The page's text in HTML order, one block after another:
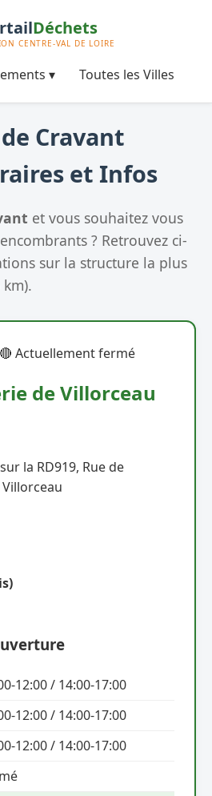
▾ Toutes les Villes
Cravant
et Infos
et vous souhaitez vous
? Retrouvez ci-
sur la structure la plus
🔴 Actuellement fermé
de Villorceau
la RD919, Rue de
Villorceau
12:00 / 14:00-17:00
12:00 / 14:00-17:00
12:00 / 14:00-17:00